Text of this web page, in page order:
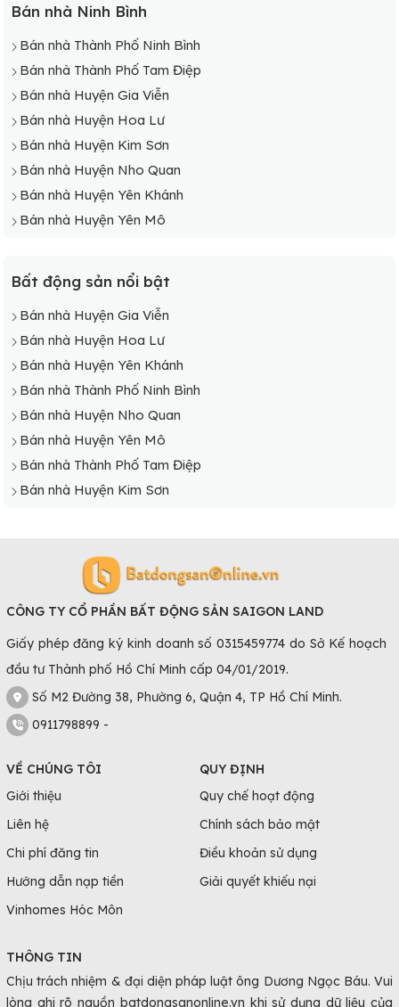
Bán nhà Ninh Bình
Bán nhà Thành Phố Ninh Bình
Bán nhà Thành Phố Tam Điệp
Bán nhà Huyện Gia Viễn
Bán nhà Huyện Hoa Lư
Bán nhà Huyện Kim Sơn
Bán nhà Huyện Nho Quan
Bán nhà Huyện Yên Khánh
Bán nhà Huyện Yên Mô
Bất động sản nổi bật
Bán nhà Huyện Gia Viễn
Bán nhà Huyện Hoa Lư
Bán nhà Huyện Yên Khánh
Bán nhà Thành Phố Ninh Bình
Bán nhà Huyện Nho Quan
Bán nhà Huyện Yên Mô
Bán nhà Thành Phố Tam Điệp
Bán nhà Huyện Kim Sơn
CÔNG TY CỔ PHẦN BẤT ĐỘNG SẢN SAIGON LAND
Giấy phép đăng ký kinh doanh số 0315459774 do Sở Kế hoạch
đầu tư Thành phố Hồ Chí Minh cấp 04/01/2019.
Số M2 Đường 38, Phường 6, Quận 4, TP Hồ Chí Minh.
0911798899 -
VỀ CHÚNG TÔI
Giới thiệu
Liên hệ
Chi phí đăng tin
Hướng dẫn nạp tiền
Vinhomes Hóc Môn
QUY ĐỊNH
Quy chế hoạt động
Chính sách bảo mật
Điều khoản sử dụng
Giải quyết khiếu nại
THÔNG TIN
Chịu trách nhiệm & đại diện pháp luật ông Dương Ngọc Báu. Vui
lòng ghi rõ nguồn batdongsanonline.vn khi sử dụng dữ liệu của